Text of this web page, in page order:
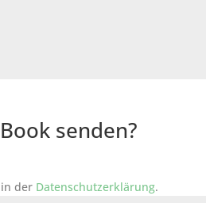
senden?
der Datenschutzerklärung.